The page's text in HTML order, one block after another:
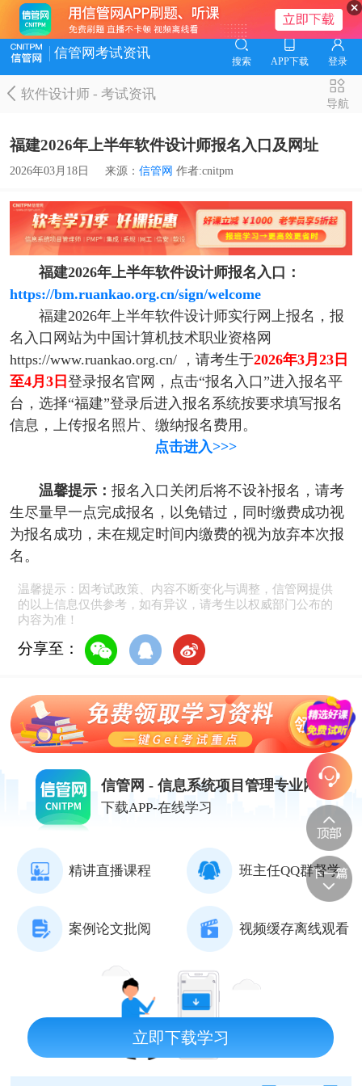
信管网考试资讯
搜索 APP下载 登录
软件设计师-考试资讯
导航
福建2026年上半年软件设计师报名入口及网址
2026年03月18日 来源： 信管网 作者:cnitpm
福建2026年上半年软件设计师报名入口：
https://bm.ruankao.org.cn/sign/welcome
福建2026年上半年软件设计师实行网上报名，报
名入口网站为中国计算机技术职业资格网
https://www.ruankao.org.cn/ ，请考生于2026年3月23日
至4月3日 登录报名官网，点击“报名入口”进入报名平
台，选择“福建”登录后进入报名系统按要求填写报名
信息，上传报名照片、缴纳报名费用。
点击进入>>>
温馨提示： 报名入口关闭后将不设补报名，请考
生尽量早一点完成报名，以免错过，同时缴费成功视
为报名成功，未在规定时间内缴费的视为放弃本次报
名。
温馨提示：因考试政策、内容不断变化与调整，信管网提供
的以上信息仅供参考，如有异议，请考生以权威部门公布的
内容为准！
分享至：
信管网 - 信息系统项目管理专业网站
下载APP-在线学习
精讲直播课程 班主任QQ群督学
案例论文批阅 视频缓存离线观看
立即下载学习